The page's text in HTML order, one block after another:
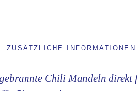
ZUSÄTZLICHE INFORMATIONEN
Chili Mandeln